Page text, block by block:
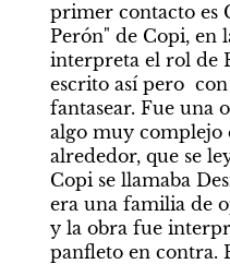
primer contacto es
Perón" de Copi, en
interpreta el rol de
escrito así pero
fantasear. Fue una
algo muy complejo
alrededor, que se
Copi se llamaba
era una familia de
y la obra fue
panfleto en contra.